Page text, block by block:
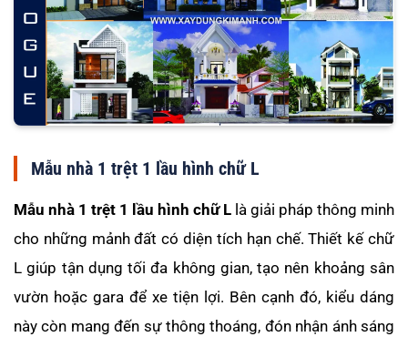
Mẫu nhà 1 trệt 1 lầu hình chữ L
Mẫu nhà 1 trệt 1 lầu hình chữ L là giải pháp thông minh
cho những mảnh đất có diện tích hạn chế. Thiết kế chữ
L giúp tận dụng tối đa không gian, tạo nên khoảng sân
vườn hoặc gara để xe tiện lợi. Bên cạnh đó, kiểu dáng
này còn mang đến sự thông thoáng, đón nhận ánh sáng